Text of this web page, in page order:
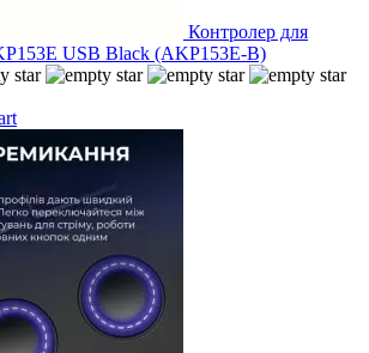
Контролер для
USB Black (AKP153E-B)